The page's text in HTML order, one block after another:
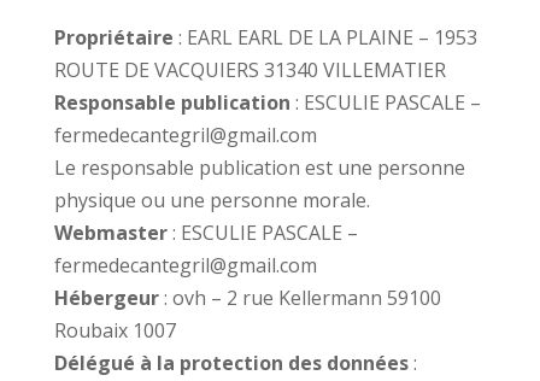
Propriétaire : EARL EARL DE LA PLAINE – 1953
ROUTE DE VACQUIERS 31340 VILLEMATIER
Responsable publication : ESCULIE PASCALE –
fermedecantegril@gmail.com
Le responsable publication est une personne
physique ou une personne morale.
Webmaster: ESCULIE PASCALE –
fermedecantegril@gmail.com
Hébergeur: ovh – 2 rue Kellermann 59100
Roubaix 1007
Délégué à la protection des données: